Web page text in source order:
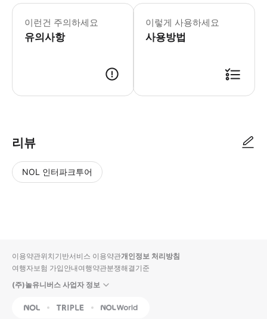
이런건 주의하세요
유의사항
- 추가정보 * 교통법규를 준수해주세
- 예약확정 * 예약 후 확정 여부를 바
- 예약 조건 및 유의사항 * 운전자 또
이렇게 사용하세요
사용방법
리뷰
NOL 인터파크투어
입니
다.
순
상
이용약관위치기반서비스 이용약관개인정보 처리방침
여행자보험 가입안내여행약관분쟁해결기준
(주)놀유니버스 사업자 정보
NOL Triple Interpark Global